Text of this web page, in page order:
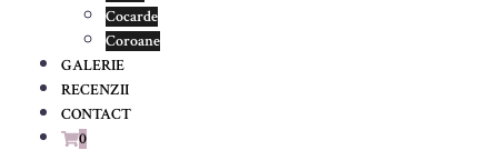
Cocarde
Coroane
GALERIE
RECENZII
CONTACT
0